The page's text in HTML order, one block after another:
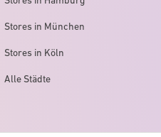
Stores in München
Stores in Köln
Alle Städte